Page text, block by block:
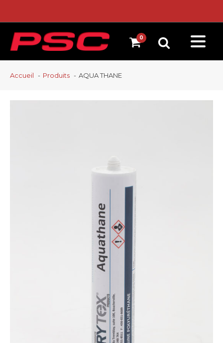
Accueil Produits AQUA THANE